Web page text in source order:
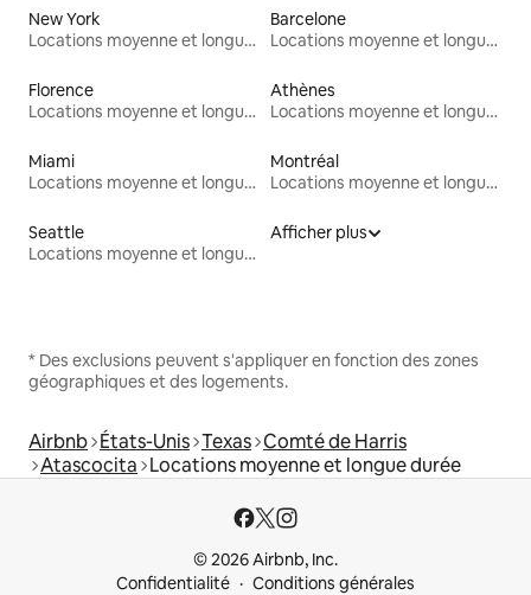
New York
Locations moyenne et longue durée
Barcelone
Locations moyenne et longue durée
Florence
Locations moyenne et longue durée
Athènes
Locations moyenne et longue durée
Miami
Locations moyenne et longue durée
Montréal
Locations moyenne et longue durée
Seattle
Locations moyenne et longue durée
Afficher plus
* Des exclusions peuvent s'appliquer en fonction des zones
géographiques et des logements.
Airbnb États-Unis Texas Comté de Harris
Atascocita Locations moyenne et longue durée
© 2026 Airbnb, Inc.
Confidentialité
Conditions générales